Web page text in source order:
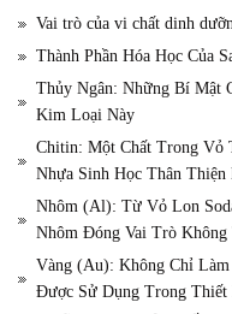
Vai trò của vi chất dinh
Thành Phần Hóa Học Của
Thủy Ngân: Những Bí Mật
Kim Loại Này
Chitin: Một Chất Trong Vỏ
Nhựa Sinh Học Thân
Nhôm (Al): Từ Vỏ Lon
Nhôm Đóng Vai Trò Không
Vàng (Au): Không Chỉ
Được Sử Dụng Trong